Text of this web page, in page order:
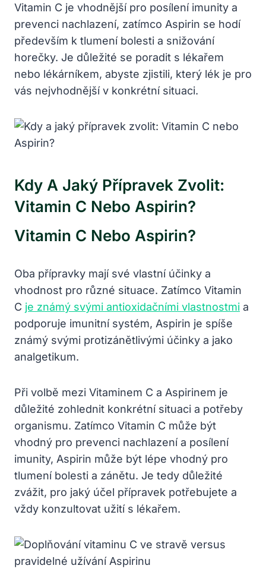
Vitamin C je vhodnější pro posílení imunity a
prevenci nachlazení, zatímco Aspirin se hodí
především k tlumení bolesti a snižování
horečky. Je důležité se poradit s lékařem
nebo lékárníkem, abyste zjistili, který lék je pro
vás nejvhodnější v konkrétní situaci.
Kdy A Jaký Přípravek Zvolit:
Vitamin C Nebo Aspirin?
Vitamin C Nebo Aspirin?
Oba přípravky mají své vlastní účinky a
vhodnost pro různé situace. Zatímco Vitamin
C je známý svými antioxidačními vlastnostmi a
podporuje imunitní systém, Aspirin je spíše
známý svými protizánětlivými účinky a jako
analgetikum.
Při volbě mezi Vitaminem C a Aspirinem je
důležité zohlednit konkrétní situaci a potřeby
organismu. Zatímco Vitamin C může být
vhodný pro prevenci nachlazení a posílení
imunity, Aspirin může být lépe vhodný pro
tlumení bolesti a zánětu. Je tedy důležité
zvážit, pro jaký účel přípravek potřebujete a
vždy konzultovat užití s lékařem.